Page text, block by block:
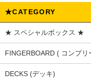
★CATEGORY
★ スペシャルボックス ★
FINGERBOARD ( コンプリ
DECKS (デッキ)